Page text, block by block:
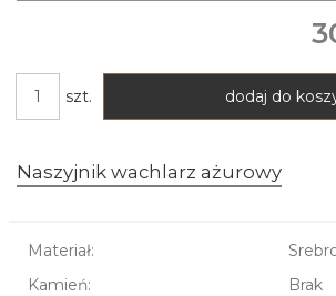
szt. dodaj do
Naszyjnik wachlarz ażurowy
Materiał:
Kamień:
Brak